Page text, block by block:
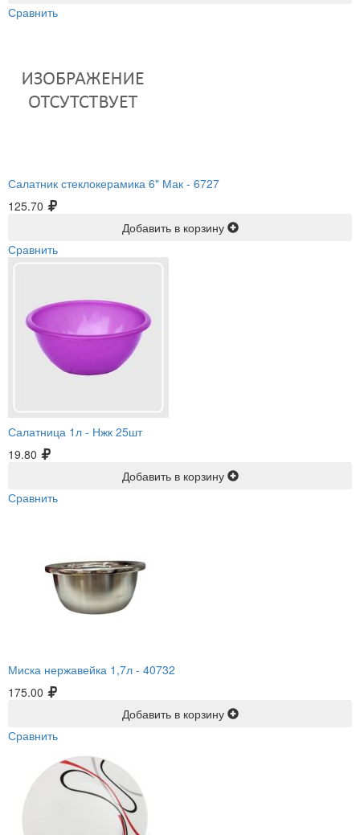
Сравнить
Салатник стеклокерамика 6" Мак - 6727
125.70
Добавить в корзину
Сравнить
Салатница 1л - Нжк 25шт
19.80
Добавить в корзину
Сравнить
Миска нержавейка 1,7л - 40732
175.00
Добавить в корзину
Сравнить